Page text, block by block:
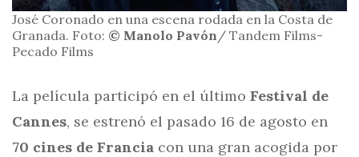
José Coronado en una escena rodada en la Costa de
Granada. Foto: © Manolo Pavón / Tandem Films-
Pecado Films
La película participó en el último Festival de
Cannes, se estrenó el pasado 16 de agosto en
70 cines de Francia con una gran acogida por